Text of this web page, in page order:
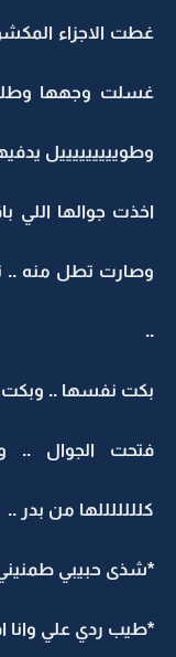
غطت الاجزاء
غسلت وجهها
وطويييييييييل
اخذت جوالها اللي
وصارت تطل منه ..
..
بكت نفسها .. وبكت
فتحت الجوال ..
كلللللللها من بدر ..
*شذى حبيبي
*طيب ردي علي وانا